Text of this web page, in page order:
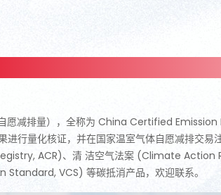
愿减排量），全称为 China Certified
进行量化核证，并在国家温室气体自愿减排交
ACR)、清 洁空气法案 (Climate Action
VCS) 等碳抵消产品，欢迎联系。